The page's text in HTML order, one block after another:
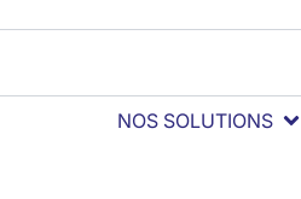
NOS SOLUTIONS